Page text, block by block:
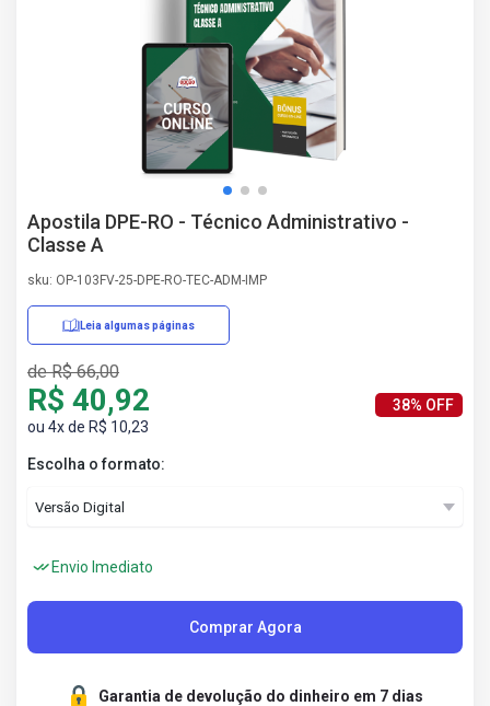
Apostila DPE-RO - Técnico Administrativo -
Classe A
sku: OP-103FV-25-DPE-RO-TEC-ADM-IMP
Leia algumas páginas
de R$ 66,00
R$ 40,92
ou 4x de R$ 10,23
38% OFF
Escolha o formato:
Envio Imediato
Comprar Agora
Garantia de devolução do dinheiro em 7 dias